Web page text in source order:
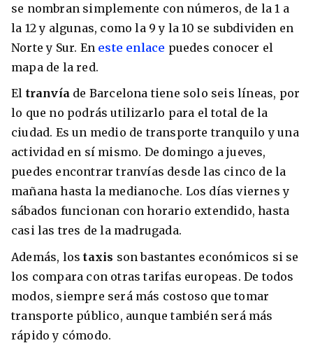
se nombran simplemente con números, de la 1 a
la 12 y algunas, como la 9 y la 10 se subdividen en
Norte y Sur. En este enlace puedes conocer el
mapa de la red.
El tranvía de Barcelona tiene solo seis líneas, por
lo que no podrás utilizarlo para el total de la
ciudad. Es un medio de transporte tranquilo y una
actividad en sí mismo. De domingo a jueves,
puedes encontrar tranvías desde las cinco de la
mañana hasta la medianoche. Los días viernes y
sábados funcionan con horario extendido, hasta
casi las tres de la madrugada.
Además, lostaxis son bastantes económicos si se
los compara con otras tarifas europeas. De todos
modos, siempre será más costoso que tomar
transporte público, aunque también será más
rápido y cómodo.